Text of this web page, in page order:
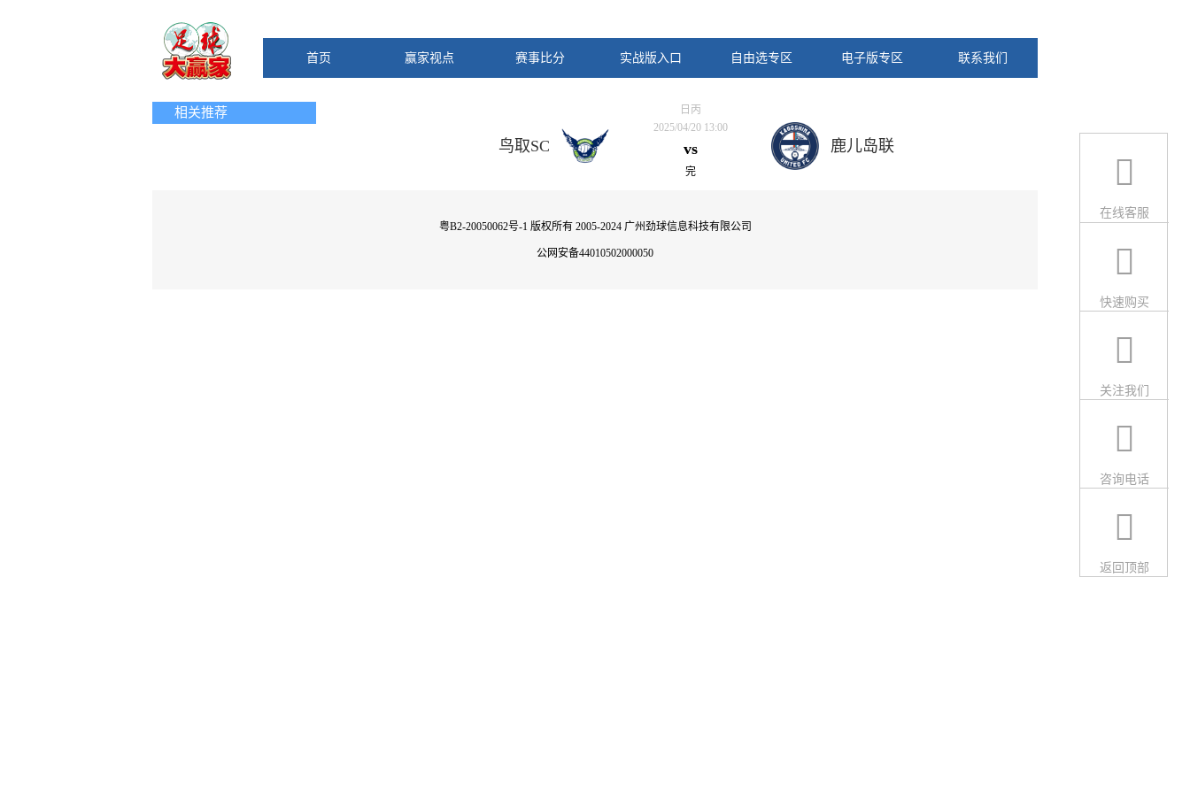
首页 赢家视点 赛事比分 实战版入口 自由选专区 电子版专区 联系我们
相关推荐
日丙
2025/04/20 13:00
vs
完
鸟取SC 鹿儿岛联
粤B2-20050062号-1版权所有 2005-2024 广州劲球信息科技有限公司
公网安备44010502000050
在线客服
快速购买
关注我们
咨询电话
返回顶部